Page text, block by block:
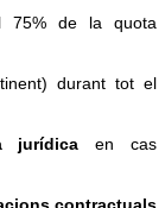
75% de la quota
durant tot el
jurídica en cas